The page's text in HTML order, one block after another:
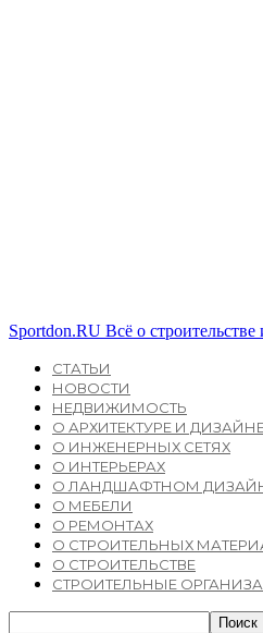
Sportdon.RU Всё о
СТАТЬИ
НОВОСТИ
НЕДВИЖИМОСТЬ
О АРХИТЕКТУРЕ И
О ИНЖЕНЕРНЫХ СЕТЯХ
О ИНТЕРЬЕРАХ
О ЛАНДШАФТНОМ
О МЕБЕЛИ
О РЕМОНТАХ
О СТРОИТЕЛЬНЫХ
О СТРОИТЕЛЬСТВЕ
СТРОИТЕЛЬНЫЕ